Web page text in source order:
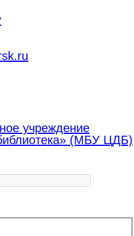
учреждение
(МБУ ЦДБ)